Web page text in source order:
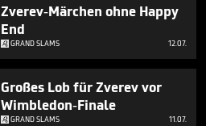
Zverev-Märchen ohne Happy
End
GRAND SLAMS 12.07.
Großes Lob für Zverev vor
Wimbledon-Finale
GRAND SLAMS 11.07.